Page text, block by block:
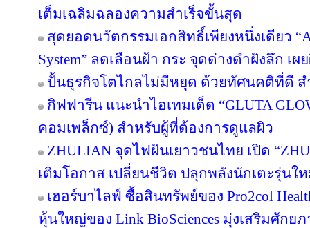
เต็มเฉลิมฉลองความสำเร็จขั้นสุด
สุดยอดนวัตกรรมเอกสิทธิ์เพียงหนึ่งเดียว
System” ลดเลือนฝ้า กระ จุดด่างดำฝังลึก เ
ปั้นธุรกิจโตไกลไม่มีหยุด ด้วยทัศนคติที่ดี ส
กิฟฟารีน แนะนำไอเทมเด็ด “GLUTA
คอมเพล็กซ์) สำหรับผู้ที่ต้องการดูแลผิว
ZHULIAN จุดไฟฝันเยาวชนไทย เปิด
เติมโอกาส เปลี่ยนชีวิต ปลุกพลังนักเตะรุ่น
เฮอร์บาไลฟ์ ซื้อสินทรัพย์ของ Pro2col
หุ้นใหญ่ของ Link BioSciences มุ่งเสริมศัก